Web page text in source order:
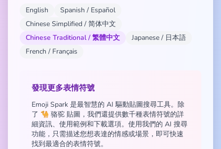
English
Spanish / Español
Chinese Simplified / 简体中文
Chinese Traditional / 繁體中文
Japanese / 日本語
French / Français
發現更多表情符號
Emoji Spark 是最智慧的 AI 驅動貼圖搜尋工具。除
了 🐪 骆驼 貼圖，我們還提供數千種表情符號的詳
細資訊、使用範例和下載選項。使用我們的 AI 搜尋
功能，只需描述您想表達的情感或場景，即可快速
找到最適合的表情符號。